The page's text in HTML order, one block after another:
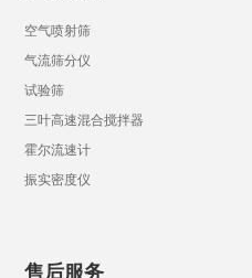
空气喷射筛
气流筛分仪
试验筛
三叶高速混合搅拌器
霍尔流速计
振实密度仪
售后服务